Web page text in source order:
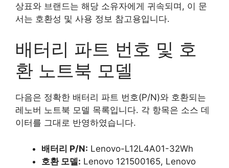
상표와 브랜드는 해당 소유자에게 귀속되며, 이 문
서는 호환성 및 사용 정보 참고용입니다.
배터리 파트 번호 및 호
환 노트북 모델
다음은 정확한 배터리 파트 번호(P/N)와 호환되는
레노버 노트북 모델 목록입니다. 각 항목은 소스 데
이터를 그대로 반영하였습니다.
배터리 P/N: Lenovo-L12L4A01-32Wh
호환 모델: Lenovo 121500165, Lenovo